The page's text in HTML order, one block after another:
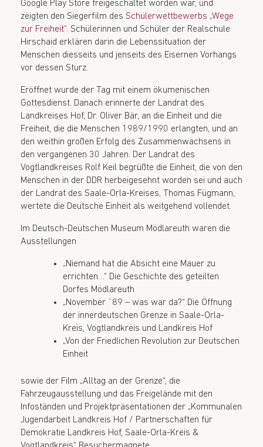
Google Play Store freigeschaltet worden war, und
zeigten den Siegerfilm des Schülerwettbewerbs „Wege
zur Freiheit“. Schülerinnen und Schüler der Realschule
Hirschaid erklären darin die Lebenssituation der
Menschen diesseits und jenseits des Eisernen Vorhangs
vor dessen Sturz.
Eröffnet wurde der Tag mit einem ökumenischen
Gottesdienst. Danach erinnerte der Landrat des
Landkreises Hof, Dr. Oliver Bär, an die Einheit und die
Freiheit, die die Menschen 1989/1990 erlangten, und an
den weithin großen Erfolg des Zusammenwachsens in
den vergangenen 30 Jahren. Der Landrat des
Vogtlandkreises Rolf Keil begrüßte die Einheit, die von den
Menschen in der DDR herbeigesehnt worden sei und auch
der Landrat des Saale-Orla-Kreises, Thomas Fügmann,
wertete die Deutsche Einheit als weitgehend vollendet.
Im Deutsch-Deutschen Museum Mödlareuth waren die
Ausstellungen
„Niemand hat die Absicht eine Mauer zu
errichten…“ Die Geschichte des geteilten
Dorfes Mödlareuth
„November ´89 – was war da?“ Die Öffnung
der innerdeutschen Grenze in Saale-Orla-
Kreis, Vogtlandkreis und Landkreis Hof
„Von der Friedlichen Revolution zur Deutschen
Einheit
sowie der Film „Alltag an der Grenze“, die
Fahrzeugausstellung und das Freigelände mit den
Infoständen und Projektpräsentationen der „Kommunalen
Jugendarbeit Landkreis Hof / Partnerschaften für
Demokratie Landkreis Hof, Saale-Orla-Kreis &